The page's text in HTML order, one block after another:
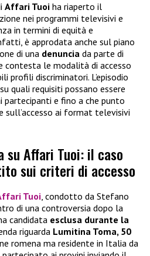
Affari Tuoi ha riaperto il
nei programmi televisivi e
in termini di equità e
è approdata anche sul piano
di una denuncia da parte di
contesta le modalità di accesso
profili discriminatori. L’episodio
quali requisiti possano essere
e fino a che punto
sull’accesso ai format televisivi
su Affari Tuoi: il caso
sui criteri di accesso
Tuoi , condotto da Stefano
di una controversia dopo la
candidata esclusa durante la
riguarda Lumitina Toma, 50
romena ma residente in Italia da